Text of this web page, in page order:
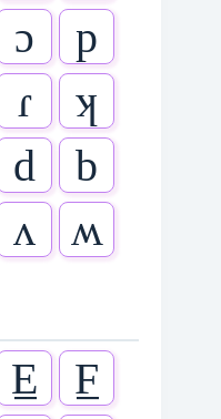
ɔ
p
ɾ
ʞ
d
b
ʌ
ʍ
E̲
F̲